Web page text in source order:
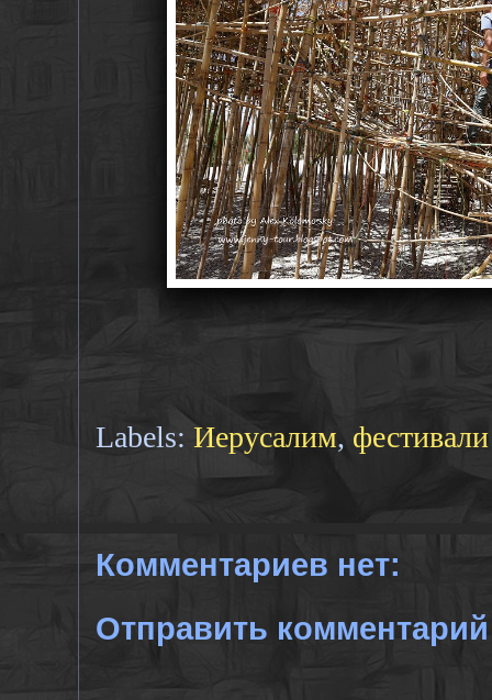
Labels: Иерусалим, фестивали
Комментариев нет:
Отправить комментарий